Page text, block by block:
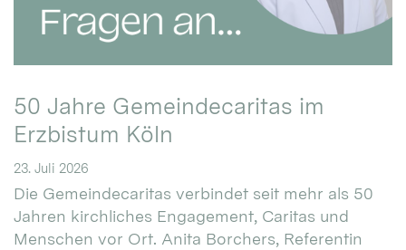
50 Jahre Gemeindecaritas im
Erzbistum Köln
23. Juli 2026
Die Gemeindecaritas verbindet seit mehr als 50
Jahren kirchliches Engagement, Caritas und
Menschen vor Ort. Anita Borchers, Referentin